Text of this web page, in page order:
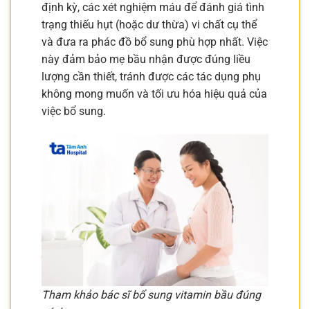
định kỳ, các xét nghiệm máu để đánh giá tình
trạng thiếu hụt (hoặc dư thừa) vi chất cụ thể
và đưa ra phác đồ bổ sung phù hợp nhất. Việc
này đảm bảo mẹ bầu nhận được đúng liều
lượng cần thiết, tránh được các tác dụng phụ
không mong muốn và tối ưu hóa hiệu quả của
việc bổ sung.
Tham khảo bác sĩ bổ sung vitamin bầu đúng